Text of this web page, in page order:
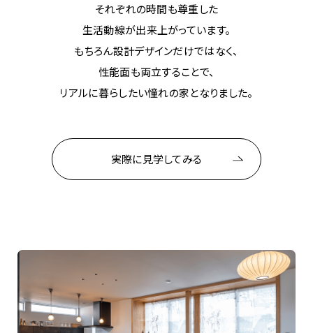
それぞれの時間も尊重した
生活動線が出来上がっています。​
もちろん設計デザインだけではなく、​
性能面も両立することで、
リアルに暮らしたい憧れの家となりました。 ​
実際に見学してみる